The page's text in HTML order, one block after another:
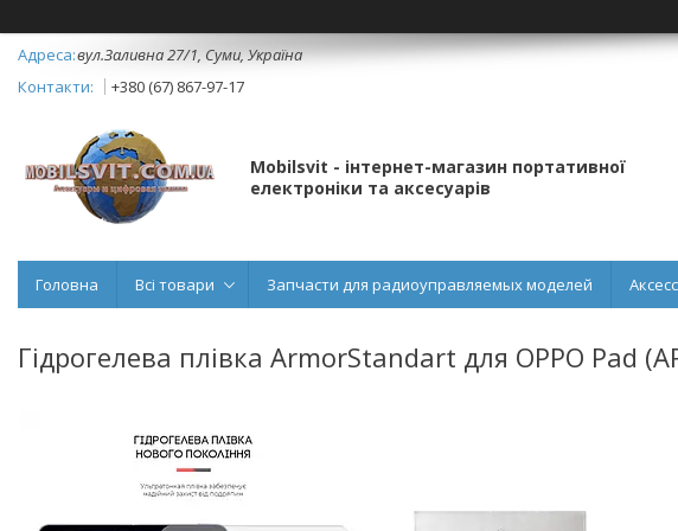
вул.Заливна 27/1, Суми, Україна
+380 (67) 867-97-17
Mobilsvit - інтернет-магазин портативної
електроніки та аксесуарів
Головна Всі товари Запчасти для радиоуправляемых моделей
Гідрогелева плівка ArmorStandart для OPPO Pad